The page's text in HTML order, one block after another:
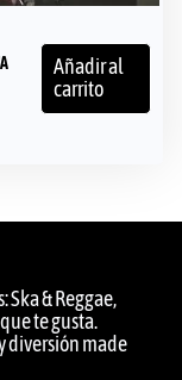
Añadir al
carrito
& Reggae,
te gusta.
diversión made